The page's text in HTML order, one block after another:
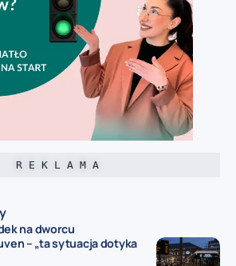
R E K L A M A
na dworcu
– „ta sytuacja dotyka